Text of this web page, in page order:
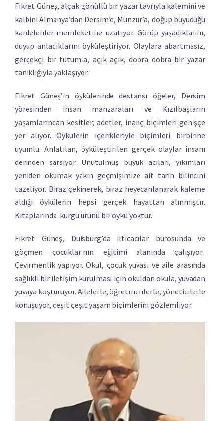
Fikret Güneş, alçak gönüllü bir yazar tavrıyla kalemini ve
kalbini Almanya’dan Dersim’e, Munzur’a, doğup büyüdüğü
kardelenler memleketine uzatıyor. Görüp yaşadıklarını,
duyup anladıklarını öyküleştiriyor. Olaylara abartmasız,
gerçekçi bir tutumla, açık açık, dobra dobra bir yazar
tanıklığıyla yaklaşıyor.
Fikret Güneş’in öykülerinde destansı öğeler, Dersim
yöresinden insan manzaraları ve Kızılbaşların
yaşamlarından kesitler, adetler, inanç biçimleri genişçe
yer alıyor. Öykülerin içerikleriyle biçimleri birbirine
uyumlu. Anlatılan, öyküleştirilen gerçek olaylar insanı
derinden sarsıyor. Unutulmuş büyük acıları, yıkımları
yeniden okumak yakın geçmişimize ait tarih bilincini
tazeliyor. Biraz çekinerek, biraz heyecanlanarak kaleme
aldığı öykülerin hepsi gerçek hayattan alınmıştır.
Kitaplarında kurgu ürünü bir öykü yoktur.
Fikret Güneş, Duisburg’da ilticacılar bürosunda ve
göçmen çocuklarının eğitimi alanında çalışıyor.
Çevirmenlik yapıyor. Okul, çocuk yuvası ve aile arasında
sağlıklı bir iletişim kurulması için okuldan okula, yuvadan
yuvaya koşturuyor. Ailelerle, öğretmenlerle, yöneticilerle
konuşuyor, çeşit çeşit yaşam biçimlerini gözlemliyor.